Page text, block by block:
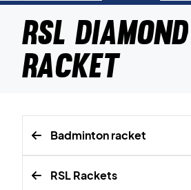
RSL
racket
Badminton racket
RSL Rackets